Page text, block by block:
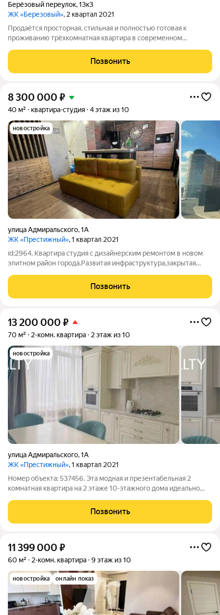
Берёзовый переулок,13к3
ЖК «Березовый», 2 квартал 2021
Продаётся просторная, стильная и полностью готовая к
проживанию трёхкомнатная квартира в современном
качество, комфорт и удобство! Квартира имеет продуманную
и функциональную планировку, позволяющую
Позвонить
8 300 000 ₽
40 м² квартира-студия 4 этаж из 10
новостройка
улица Адмиральского,1А
ЖК «Престижный», 1 квартал 2021
id:2964. Квартира студия с дизайнерским ремонтом в новом
элитном район города.Развитая инфраструктура,закрытая
Позвонить
13 200 000 ₽
70 м² 2-комн. квартира 2 этаж из 10
новостройка
улица Адмиральского,1А
ЖК «Престижный», 1 квартал 2021
Номер объекта: 537456. Эта модная и презентабельная 2
комнатная квартира на 2 этаже 10-этажного дома идеально
пожилых родственников. С общей площадью 70.00 кв.м. и
кухней в 20 кв.м., здесь
Позвонить
11 399 000 ₽
60 м² 2-комн. квартира 9 этаж из 10
новостройка онлайн показ